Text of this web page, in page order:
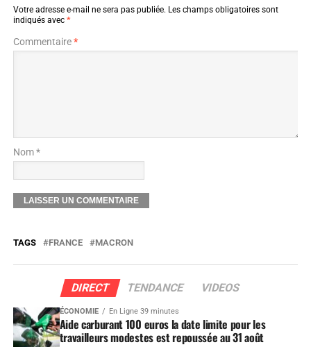
Votre adresse e-mail ne sera pas publiée. Les champs obligatoires sont
indiqués avec *
Commentaire*
Nom *
TAGS FRANCE MACRON
DIRECT TENDANCE VIDEOS
ÉCONOMIE En Ligne 39 minutes
Aide carburant 100 euros la date limite pour les
travailleurs modestes est repoussée au 31 août